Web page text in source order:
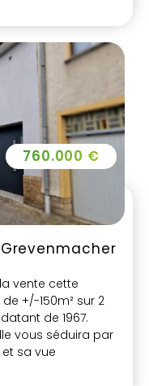
la vente cette
+/-150m² sur 2
de 1967.
vous séduira par
sa vue
Moselle.
760.000 €